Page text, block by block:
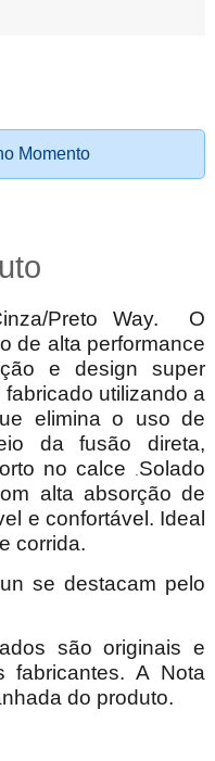
Momento
Preto Way.
O
de alta performance
e design super
utilizando a
elimina o uso de
da fusão direta,
no calce
.Solado
alta absorção de
e confortável. Ideal
corrida.
se destacam pelo
são originais e
fabricantes. A Nota
do produto.